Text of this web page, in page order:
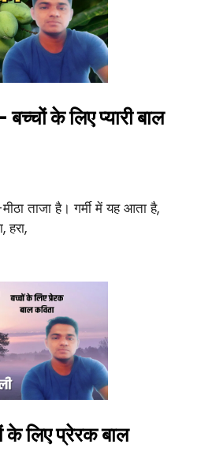
के लिए प्यारी बाल
ताजा है। गर्मी में यह आता है,
हरा,
के लिए प्रेरक बाल